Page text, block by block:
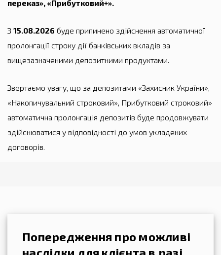
переказ», «Прибутковий+».
З 15.08.2026 буде припинено здійснення автоматичної
пролонгації строку дії банківських вкладів за
вищезазначеними депозитними продуктами.
Звертаємо увагу, що за депозитами «Захисник України»,
«Накопичувальний строковий», Прибутковий строковий»
автоматична пролонгація депозитів буде продовжувати
здійснюватися у відповідності до умов укладених
договорів.
Попередження про можливі